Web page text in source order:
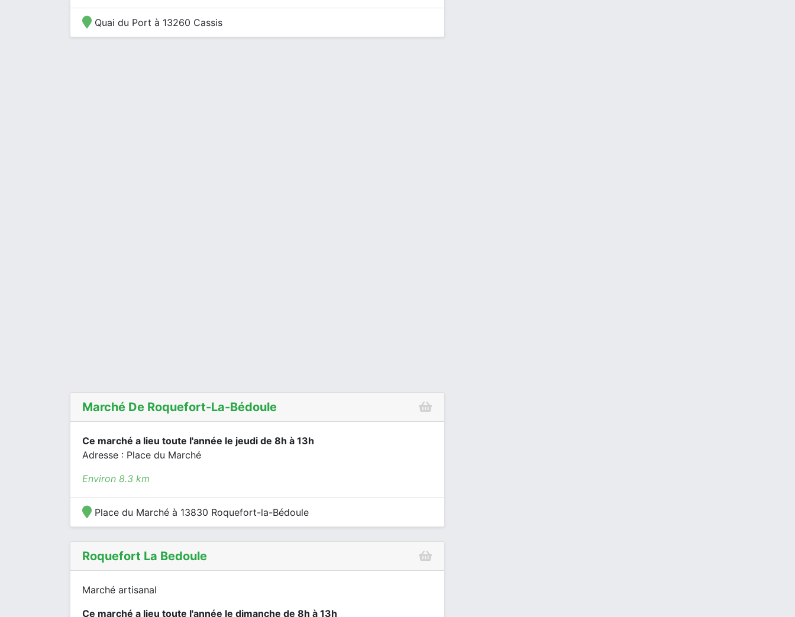
Quai du Port à 13260 Cassis
Marché De Roquefort-La-Bédoule
Ce marché a lieu toute l'année le jeudi de 8h à 13h
Adresse : Place du Marché
Environ 8.3 km
Place du Marché à 13830 Roquefort-la-Bédoule
Roquefort La Bedoule
Marché artisanal
Ce marché a lieu toute l'année le dimanche de 8h à 13h